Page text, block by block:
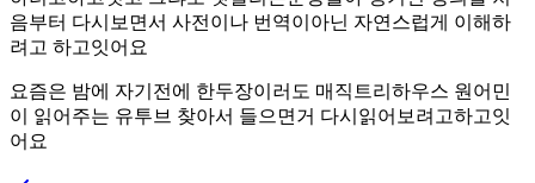
음부터 다시보면서 사전이나 번역이아닌 자연스럽게 이해하
려고 하고잇어요
요즘은 밤에 자기전에 한두장이러도 매직트리하우스 원어민
이 읽어주는 유투브 찾아서 들으면거 다시읽어보려고하고잇
어요